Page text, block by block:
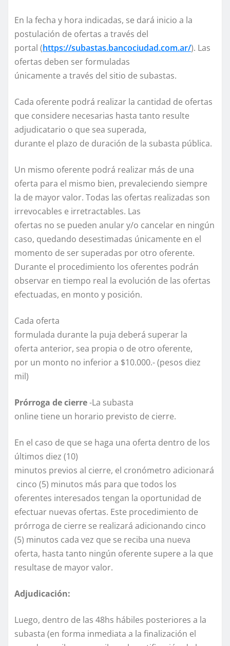
En la fecha y hora indicadas, se dará inicio a la
postulación de ofertas a través del
portal (https://subastas.bancociudad.com.ar/). Las
ofertas deben ser formuladas
únicamente a través del sitio de subastas.
Cada oferente podrá realizar la cantidad de ofertas
que considere necesarias hasta tanto resulte
adjudicatario o que sea superada,
durante el plazo de duración de la subasta pública.
Un mismo oferente podrá realizar más de una
oferta para el mismo bien, prevaleciendo siempre
la de mayor valor. Todas las ofertas realizadas son
irrevocables e irretractables. Las
ofertas no se pueden anular y/o cancelar en ningún
caso, quedando desestimadas únicamente en el
momento de ser superadas por otro oferente.
Durante el procedimiento los oferentes podrán
observar en tiempo real la evolución de las ofertas
efectuadas, en monto y posición.
Cada oferta
formulada durante la puja deberá superar la
oferta anterior, sea propia o de otro oferente,
por un monto no inferior a $10.000.- (pesos diez
mil)
Prórroga de cierre-La subasta
online tiene un horario previsto de cierre.
En el caso de que se haga una oferta dentro de los
últimos diez (10)
minutos previos al cierre, el cronómetro adicionará
cinco (5) minutos más para que todos los
oferentes interesados tengan la oportunidad de
efectuar nuevas ofertas. Este procedimiento de
prórroga de cierre se realizará adicionando cinco
(5) minutos cada vez que se reciba una nueva
oferta, hasta tanto ningún oferente supere a la que
resultase de mayor valor.
Adjudicación:
Luego, dentro de las 48hs hábiles posteriores a la
subasta (en forma inmediata a la finalización el